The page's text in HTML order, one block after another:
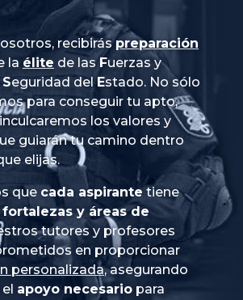
recibiráspreparación
la élite de las Fuerzas y
Seguridad del Estado. No sólo
para conseguir tu apto,
los valores y
guiarán tu camino dentro
elijas.
que cada aspirante tiene
fortalezas y áreas de
tutores y profesores
en proporcionar
personalizada, asegurando
apoyo necesario para